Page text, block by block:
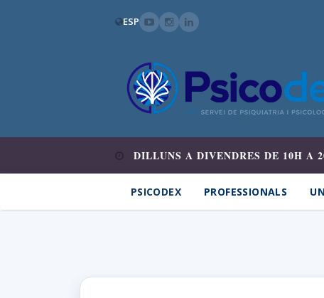
ESP
DILLUNS A DIVENDRES DE 10H A
PSICODEX PROFESSIONALS